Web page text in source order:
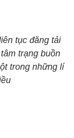
tục đăng tải
trạng buồn
trong những lí